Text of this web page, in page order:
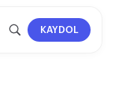
KAYDOL